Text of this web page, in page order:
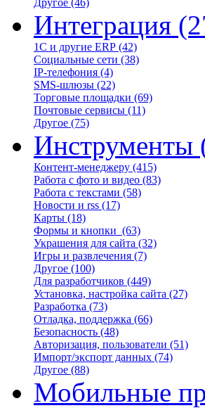
Другое (46)
Интеграция
1С и другие ERP (42)
Социальные сети (38)
IP-телефония (4)
SMS-шлюзы (22)
Торговые площадки (69)
Почтовые сервисы (11)
Другое (75)
Инструменты
Контент-менеджеру (415)
Работа с фото и видео (83)
Работа с текстами (58)
Новости и rss (17)
Карты (18)
Формы и кнопки (63)
Украшения для сайта (32)
Игры и развлечения (7)
Другое (100)
Для разработчиков (449)
Установка, настройка сайта (27)
Разработка (73)
Отладка, поддержка (66)
Безопасность (48)
Авторизация, пользователи (51)
Импорт/экспорт данных (74)
Другое (88)
Мобильные